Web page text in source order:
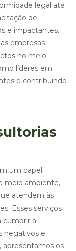
legal até
de
e impactantes.
empresas
no meio
líderes em
e contribuindo
um papel
meio ambiente,
atendem às
Esses serviços
cumprir a
negativos e
apresentamos os